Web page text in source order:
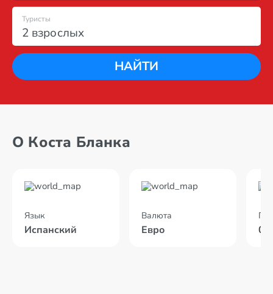
2 взрослых
Туристы
НАЙТИ
О Коста Бланка
Язык
Испанский
Валюта
Евро